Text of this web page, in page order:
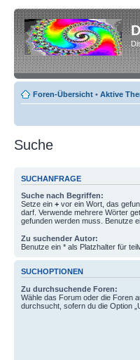
Foren-Übersicht • Aktive
Suche
SUCHANFRAGE
Suche nach Begriffen:
Setze ein + vor ein Wort, das
darf. Verwende mehrere Wörter
gefunden werden muss. Benutze
Zu suchender Autor:
Benutze ein * als Platzhalter für
SUCHOPTIONEN
Zu durchsuchende Foren:
Wähle das Forum oder die Foren
durchsucht, sofern du die Option